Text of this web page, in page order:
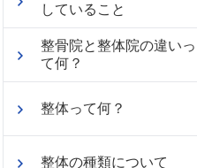
していること
整骨院と整体院の違いっ
て何？
整体って何？
整体の種類について